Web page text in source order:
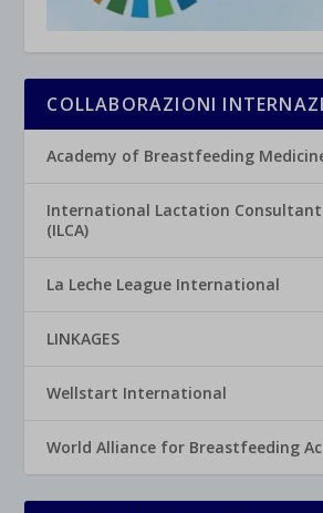
COLLABORAZIONI
Academy of Breastfeeding
International Lactation Consultant
(ILCA)
La Leche League International
LINKAGES
Wellstart International
World Alliance for Breastfeeding